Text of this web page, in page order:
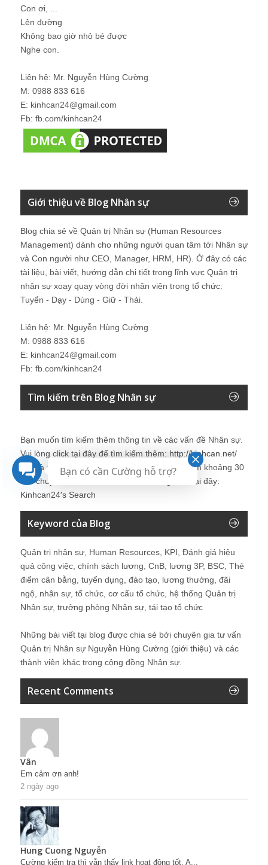
Con ơi, ...
Lên đường
Không bao giờ nhỏ bé được
Nghe con.
Liên hệ: Mr. Nguyễn Hùng Cường
M: 0988 833 616
E: kinhcan24@gmail.com
Fb: fb.com/kinhcan24
Giới thiệu về Blog Nhân sự
Blog chia sẻ về Quản trị Nhân sự (Human Resources
Management) dành cho những người quan tâm tới Nhân sự
và Con người như CEO, Manager, HRM, HR). Ở đây có các
tài liệu, bài viết, hướng dẫn chi tiết trong lĩnh vực Quản trị
nhân sự xoay quay vòng đời nhân viên trong tổ chức:
Tuyển - Dạy - Dùng - Giữ - Thải.
Liên hệ: Mr. Nguyễn Hùng Cường
M: 0988 833 616
E: kinhcan24@gmail.com
Fb: fb.com/kinhcan24
Tìm kiếm trên Blog Nhân sự
Bạn muốn tìm kiếm thêm thông tin về các vấn đề Nhân sự
Vui lòng click tại đây để tìm kiếm thêm: http://kinhcan.net/
Đây là công cụ tìm kiếm được tích hợp tìm kiếm khoảng 30
site chuyên về
. Chi tiết vui lòng click tại đây:
Kinhcan24′s Search
Keyword của Blog
Quản trị nhân sự, Human Resources, KPI, Đánh giá hiệu
quả công việc, chính sách lương, CnB, lương 3P, BSC, Thẻ
điểm cân bằng, tuyển dụng, đào tạo, lương thưởng, đãi
ngộ, nhân sự, tổ chức, cơ cấu tổ chức, hệ thống Quản trị
Nhân sự, trưởng phòng Nhân sự, tái tạo tổ chức
Những bài viết tại blog được chia sẻ bởi chuyên gia tư vấn
Quản trị Nhân sự Nguyễn Hùng Cường (giới thiệu) và các
thành viên khác trong cộng đồng Nhân sự.
Recent Comments
Vân
Em cảm ơn anh!
2 ngày ago
Hung Cuong Nguyễn
Cường kiểm tra thì vẫn thấy link hoạt động tốt. A...
Bạn có cần Cường hỗ trợ?